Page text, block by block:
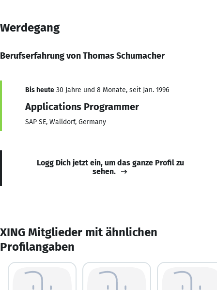
Werdegang
Berufserfahrung von Thomas Schumacher
Bis heute 30 Jahre und 8 Monate, seit Jan. 1996
Applications Programmer
SAP SE, Walldorf, Germany
Logg Dich jetzt ein, um das ganze Profil zu
sehen.
XING Mitglieder mit ähnlichen
Profilangaben